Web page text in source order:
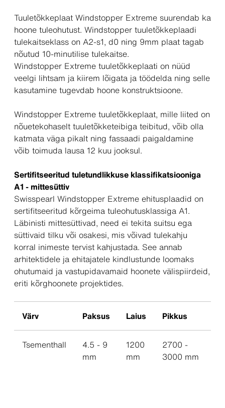
Tuuletõkkeplaat Windstopper Extreme suurendab ka
hoone tuleohutust. Windstopper tuuletõkkeplaadi
tulekaitseklass on A2-s1, d0 ning 9mm plaat tagab
nõutud 10-minutilise tulekaitse.
Windstopper Extreme tuuletõkkeplaati on nüüd
veelgi lihtsam ja kiirem lõigata ja töödelda ning selle
kasutamine tugevdab hoone konstruktsioone.
Windstopper Extreme tuuletõkkeplaat, mille liited on
nõuetekohaselt tuuletõkketeibiga teibitud, võib olla
katmata väga pikalt ning fassaadi paigaldamine
võib toimuda lausa 12 kuu jooksul.
Sertifitseeritud tuletundlikkuse klassifikatsiooniga
A1 - mittesüttiv
Swisspearl Windstopper Extreme ehitusplaadid on
sertifitseeritud kõrgeima tuleohutusklassiga A1.
Läbinisti mittesüttivad, need ei tekita suitsu ega
süttivaid tilku või osakesi, mis võivad tulekahju
korral inimeste tervist kahjustada. See annab
arhitektidele ja ehitajatele kindlustunde loomaks
ohutumaid ja vastupidavamaid hoonete välispiirdeid,
eriti kõrghoonete projektides.
Värv Paksus Laius Pikkus
Tsementhall
4.5 - 9
mm
1200
mm
2700 -
3000 mm